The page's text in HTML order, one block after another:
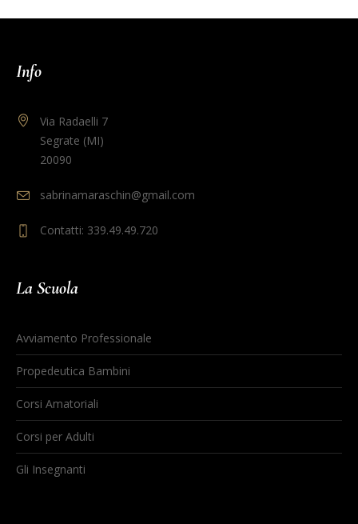
Info
Via Radaelli 7
Segrate (MI)
20090
sabrinamaraschin@gmail.com
Contatti: 339.49.49.720
La Scuola
Avviamento Professionale
Propedeutica Bambini
Corsi Amatoriali
Corsi per Adulti
Gli Insegnanti